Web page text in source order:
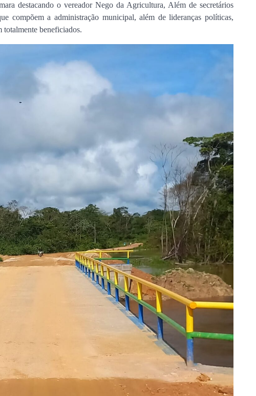
destacando o vereador Nego da Agricultura, Além de secretários
compõem a administração municipal, além de lideranças políticas,
totalmente beneficiados.